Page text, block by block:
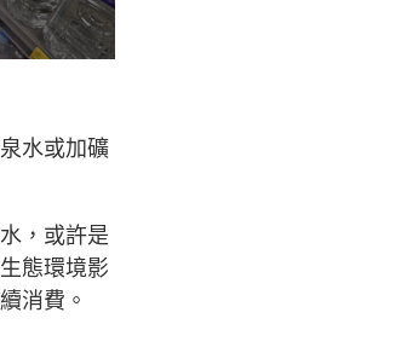
水或加礦
，或許是
態環境影
消費。